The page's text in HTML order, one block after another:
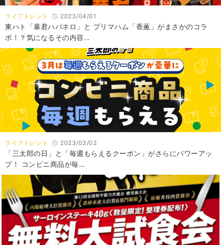
ライフトレンド 2023/04/01
東ハト「暴君ハバネロ」と プリマハム「香薫」がまさかのコラ
ボ！？気になるその内容…
ライフトレンド 2023/03/02
「三太郎の日」と「毎週もらえるクーポン」がさらにパワーアッ
プ！ コンビニ商品が毎…